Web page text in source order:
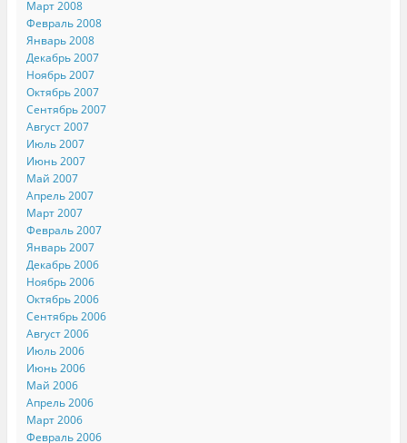
Март 2008
Февраль 2008
Январь 2008
Декабрь 2007
Ноябрь 2007
Октябрь 2007
Сентябрь 2007
Август 2007
Июль 2007
Июнь 2007
Май 2007
Апрель 2007
Март 2007
Февраль 2007
Январь 2007
Декабрь 2006
Ноябрь 2006
Октябрь 2006
Сентябрь 2006
Август 2006
Июль 2006
Июнь 2006
Май 2006
Апрель 2006
Март 2006
Февраль 2006